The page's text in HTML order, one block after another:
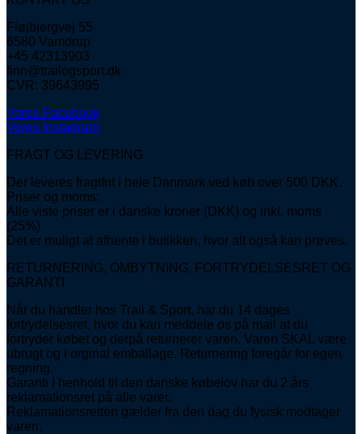
Fløjbjergvej 55
6580 Vamdrup
+45 42313903
finn@trailogsport.dk
CVR: 39643995
Vores Facebook
Vores Instagram
FRAGT OG LEVERING
Der leveres fragtfrit i hele Danmark ved køb over 500 DKK.
Priser og moms:
Alle viste priser er i danske kroner (DKK) og inkl. moms
(25%)
Det er muligt at afhente i butikken, hvor alt også kan prøves.
RETURNERING, OMBYTNING, FORTRYDELSESRET OG
GARANTI
Når du handler hos Trail & Sport, har du 14 dages
fortrydelsesret, hvor du kan meddele os på mail at du
fortryder købet og derpå returnerer varen. Varen SKAL være
ubrugt og i orginal emballage. Returnering foregår for egen
regning.
Garanti I henhold til den danske købelov har du 2 års
reklamationsret på alle varer.
Reklamationsretten gælder fra den dag du fysisk modtager
varen.